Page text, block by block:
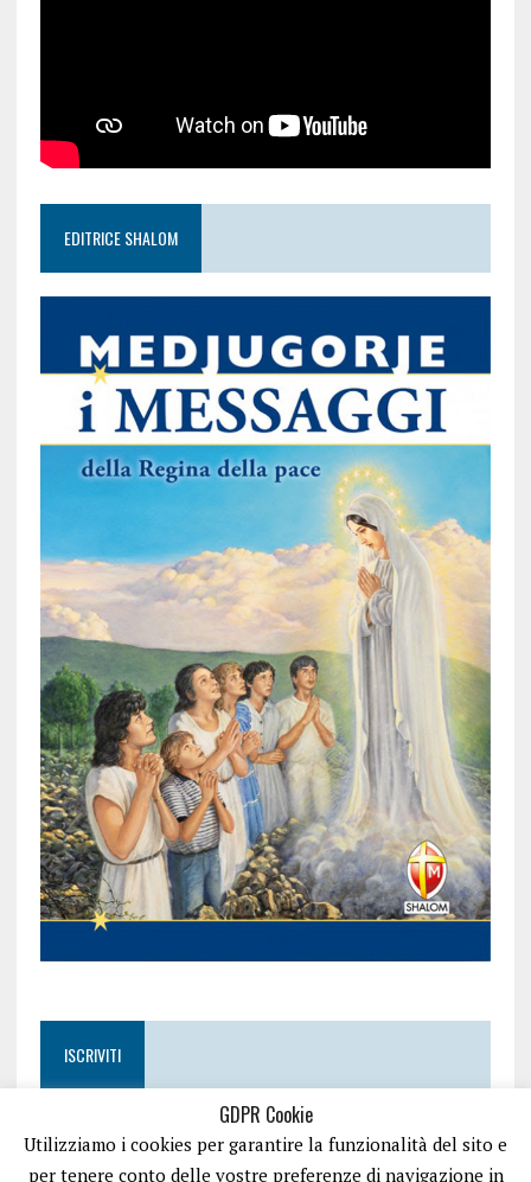
EDITRICE SHALOM
ISCRIVITI
GDPR Cookie
Utilizziamo i cookies per garantire la funzionalità del sito e
per tenere conto delle vostre preferenze di navigazione in